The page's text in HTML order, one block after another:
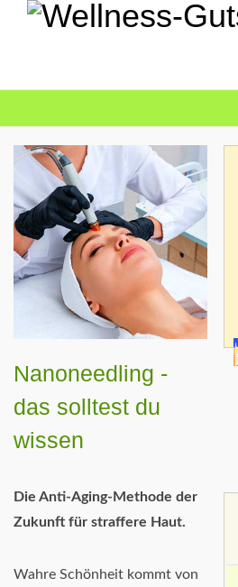
Nanoneedling -
das solltest du
wissen
Die Anti-Aging-Methode der
Zukunft für straffere Haut.
Wahre Schönheit kommt von